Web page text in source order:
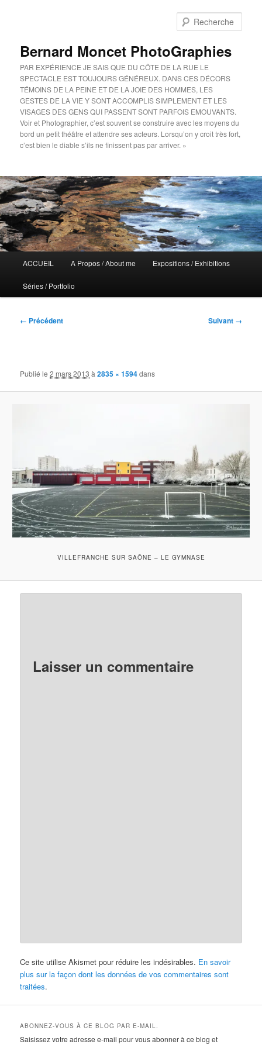
Bernard Moncet PhotoGraphies
PAR EXPÉRIENCE JE SAIS QUE DU CÔTE DE LA RUE LE
SPECTACLE EST TOUJOURS GÉNÉREUX. DANS CES DÉCORS
TÉMOINS DE LA PEINE ET DE LA JOIE DES HOMMES, LES
GESTES DE LA VIE Y SONT ACCOMPLIS SIMPLEMENT ET LES
VISAGES DES GENS QUI PASSENT SONT PARFOIS EMOUVANTS.
Voir et Photographier, c’est souvent se construire avec les moyens du
bord un petit théâtre et attendre ses acteurs. Lorsqu’on y croit très fort,
c’est bien le diable s’ils ne finissent pas par arriver. »
principal
ACCUEIL A Propos / About me Expositions / Exhibitions
Séries / Portfolio
Navigation
← Précédent Suivant →
Publié le2 mars 2013 à2835 × 1594dans
VILLEFRANCHE SUR SAÔNE – LE GYMNASE
Laisser un commentaire
Ce site utilise Akismet pour réduire les indésirables. En savoir
plus sur la façon dont les données de vos commentaires sont
traitées.
ABONNEZ-VOUS À CE BLOG PAR E-MAIL.
Saisissez votre adresse e-mail pour vous abonner à ce blog et